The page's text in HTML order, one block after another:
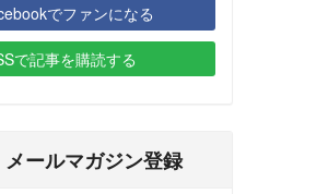
でファンになる
で記事を購読する
メールマガジン登録